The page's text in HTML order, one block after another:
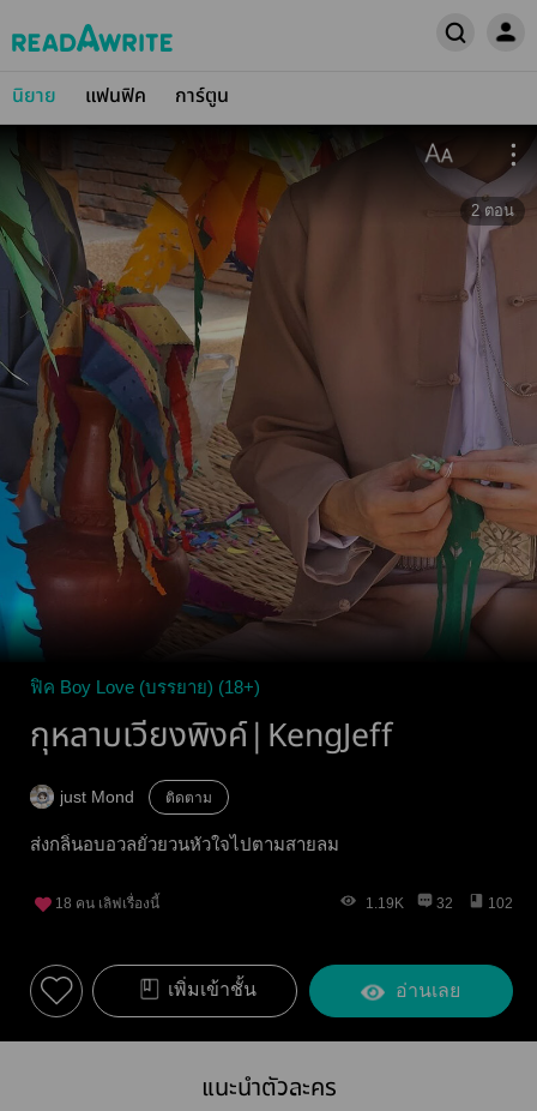
นิยาย แฟนฟิค การ์ตูน
2 ตอน
ฟิค Boy Love (บรรยาย) (18+)
กุหลาบเวียงพิงค์|KengJeff
just Mond ติดตาม
ส่งกลิ่นอบอวลยั่วยวนหัวใจไปตามสายลม
18 คน เลิฟเรื่องนี้ 1.19K 32 102
เพิ่มเข้าชั้น อ่านเลย
แนะนำตัวละคร